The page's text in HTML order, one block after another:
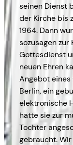
seinen Dienst
der Kirche bis
1964. Dann
sozusagen zur
Gottesdienst
neuen Ehren
Angebot eines
Berlin, ein
elektronische
hatte sie zur
Tochter
gebraucht.